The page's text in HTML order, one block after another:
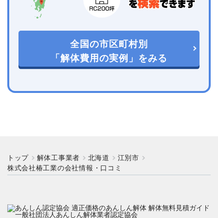
全国の市区町村別
「解体費用の実例」をみる
トップ 解体工事業者 北海道
江別市
株式会社椿工業の会社情報・口コミ